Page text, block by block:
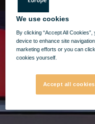
We use cookies
By clicking “Accept All
device to enhance site
marketing efforts or you can
cookies yourself.
Accept all cookies